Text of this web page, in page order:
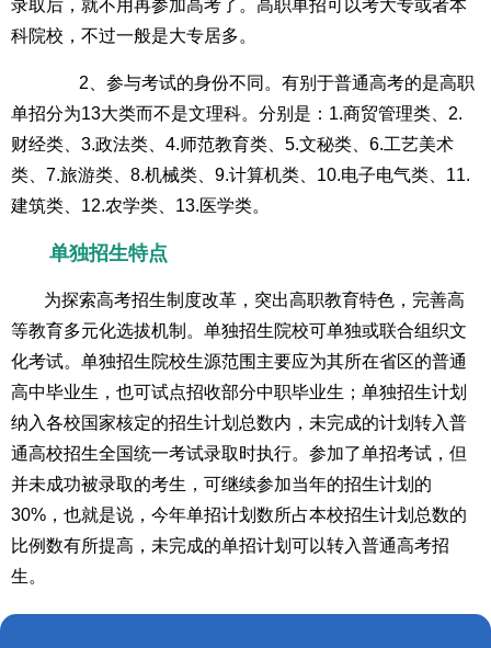
录取后，就不用再参加高考了。高职单招可以考大专或者本
科院校，不过一般是大专居多。
2、参与考试的身份不同。有别于普通高考的是高职
单招分为13大类而不是文理科。分别是：1.商贸管理类、2.
财经类、3.政法类、4.师范教育类、5.文秘类、6.工艺美术
类、7.旅游类、8.机械类、9.计算机类、10.电子电气类、11.
建筑类、12.农学类、13.医学类。
单独招生特点
为探索高考招生制度改革，突出高职教育特色，完善高
等教育多元化选拔机制。单独招生院校可单独或联合组织文
化考试。单独招生院校生源范围主要应为其所在省区的普通
高中毕业生，也可试点招收部分中职毕业生；单独招生计划
纳入各校国家核定的招生计划总数内，未完成的计划转入普
通高校招生全国统一考试录取时执行。参加了单招考试，但
并未成功被录取的考生，可继续参加当年的招生计划的
30%，也就是说，今年单招计划数所占本校招生计划总数的
比例数有所提高，未完成的单招计划可以转入普通高考招
生。